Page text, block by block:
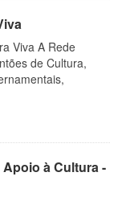
Viva A Rede
de Cultura,
à Cultura -